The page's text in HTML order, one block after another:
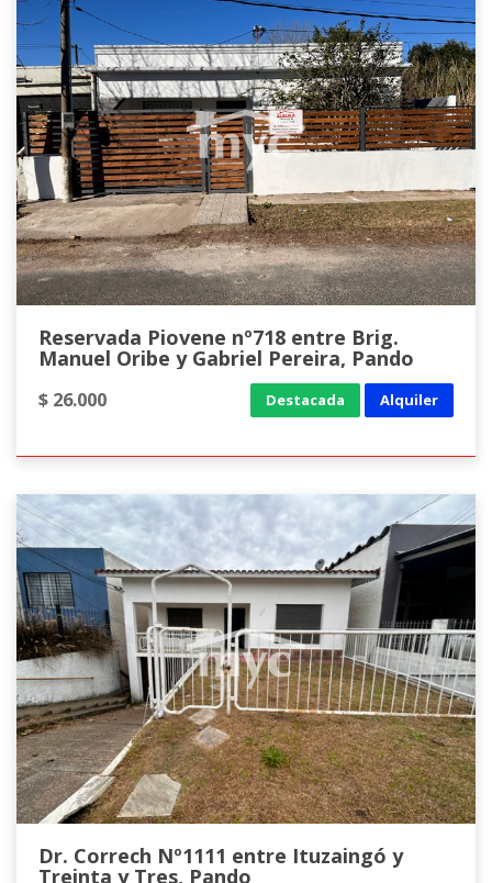
Reservada Piovene nº718 entre Brig.
Manuel Oribe y Gabriel Pereira, Pando
$ 26.000 Destacada Alquiler
Dr. Correch Nº1111 entre Ituzaingó y
Treinta y Tres, Pando